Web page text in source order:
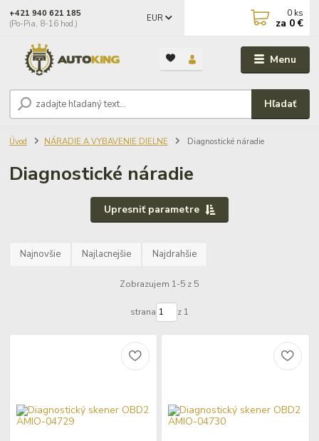
Menu
EUR
Hľadať
+421 940 621 185
(Po-Pia, 8-16 hod.)
0 ks
za 0 €
Úvod NÁRADIE A VYBAVENIE DIELNE Diagnostické náradie
Diagnostické náradie
Upresniť parametre
Najnovšie Najlacnejšie Najdrahšie
Zobrazujem 1-5 z 5
strana z 1